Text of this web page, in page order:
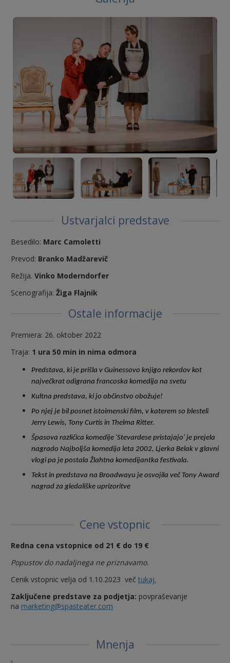
Ustvarjalci predstave
Besedilo: Marc Camoletti
Prevod: Branko Madžarevič
Režija. Vinko Moderndorfer
Scenografija: Žiga Flajnik
Ostale informacije
Premiera: 26. oktober 2022
Traja: 1 ura 50 min in nima odmora
Predstava, ki je prišla v Guinessovo knjigo rekordov kot
največkrat odigrana francoska komedija na svetu
Kultna predstava, ki jo občinstvo obožuje!
Po njej je bil posnet istoimenski film, v katerem so blesteli
Jerry Lewis, Tony Curtis in Thelma Ritter.
Špasova različica komedije 'Stevardese pristajajo' je prejela
nagrado Najboljša komedija leta 2002, Ljerka Belak v glavni
vlogi pa je postala Žlahtna komedijantka festivala.
Tekst in predstava na Broadwayu je osvojila več Tony Award
nagrad za gledališke uprizoritve
Cene vstopnic
Redna cena vstopnice od 21 € do 19 €
Popustov do nadaljnega ne priznavamo.
Cenik vstopnic velja od 1.10.2023 več tukaj.
Zaključene predstave za podjetja: povpraševanje
na marketing@spasteater.com
Mnenja